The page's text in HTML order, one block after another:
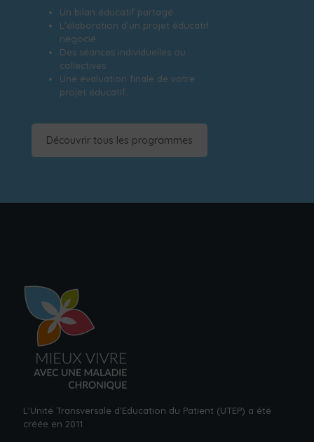
Un bilan éducatif partagé
L’élaboration d’un projet éducatif
négocié
Des séances individuelles ou
collectives
Une évaluation finale de votre
projet éducatif.
Découvrir tous les programmes
L’Unité Transversale d’Education du Patient (UTEP) a été
créée en 2011.